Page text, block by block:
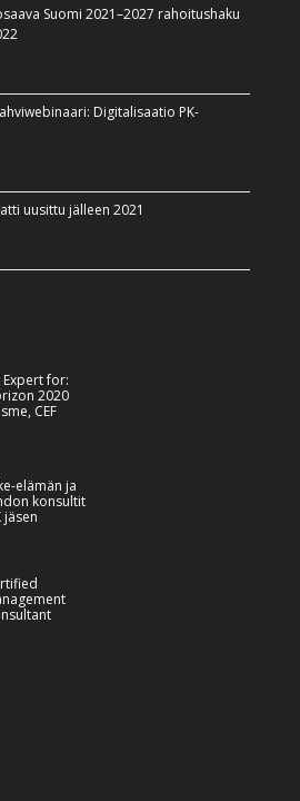
Suomi 2021–2027 rahoitushaku
Digitalisaatio PK-
uusittu jälleen 2021
Expert for:
2020
CEF
elämän ja
konsultit
jäsen